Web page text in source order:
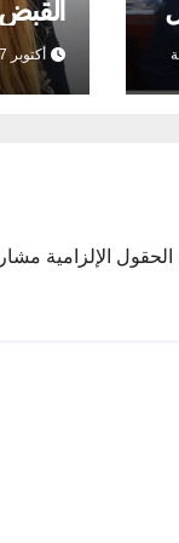
أكتوبر 17, 2024
الحقول الإلزامية مشار